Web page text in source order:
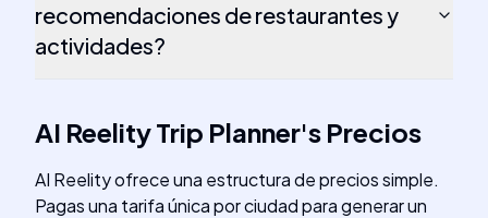
recomendaciones de restaurantes y
actividades?
AI Reelity Trip Planner's Precios
AI Reelity ofrece una estructura de precios simple.
Pagas una tarifa única por ciudad para generar un